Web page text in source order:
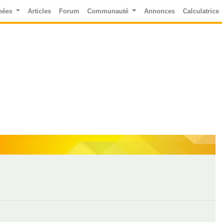
Articles Forum Communauté Annonces Calculatrice